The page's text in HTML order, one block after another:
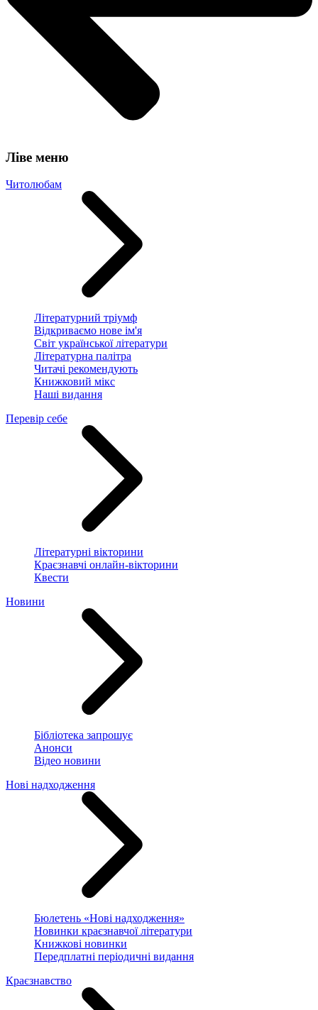
Ліве меню
Читолюбам
Літературний тріумф
Відкриваємо нове ім'я
Світ української літератури
Літературна палітра
Читачі рекомендують
Книжковий мікс
Наші видання
Перевір себе
Літературні вікторини
Краєзнавчі онлайн-вікторини
Квести
Новини
Бібліотека запрошує
Анонси
Відео новини
Нові надходження
Бюлетень «Нові надходження»
Новинки краєзнавчої літератури
Книжкові новинки
Передплатні періодичні видання
Краєзнавство